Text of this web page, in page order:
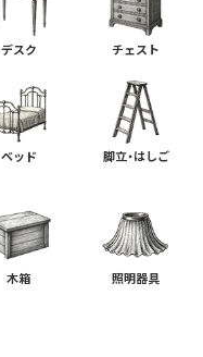
デスク チェスト
ベッド 脚立・はしご
木箱 照明器具